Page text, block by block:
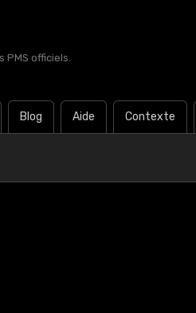
PMS officiels.
Blog Aide Contexte